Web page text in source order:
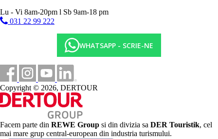
Plaja
Sezlonguri si umbrele gratuite pe plaja
Hotel langa plaja
Piscine
Sezlonguri si umbrele gratuite la piscina
Piscina pentru copii
Bar langa piscina
Lu - Vi 8am-20pm l Sb 9am-18 pm
031 22 99 222
WHATSAPP - SCRIE-NE
Copyright © 2026, DERTOUR
Facem parte din REWE Group si din divizia sa DER Touristik, cel
mai mare grup central-european din industria turismului.